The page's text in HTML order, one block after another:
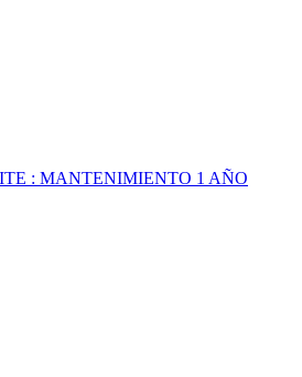
: MANTENIMIENTO 1 AÑO